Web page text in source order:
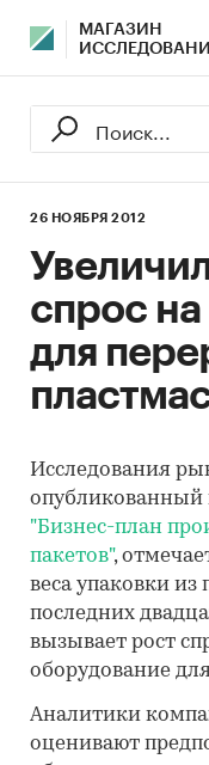
МАГАЗИН
26 НОЯБРЯ 2012
спрос
для
Исследования
опубликованный
"Бизнес-план
пакетов",
веса упаковки из
последних
вызывает рост
оборудование
Аналитики
оценивают